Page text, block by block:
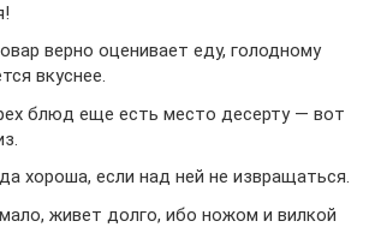
верно оценивает еду, голодному
вкуснее.
блюд еще есть место десерту — вот
хороша, если над ней не извращаться.
живет долго, ибо ножом и вилкой